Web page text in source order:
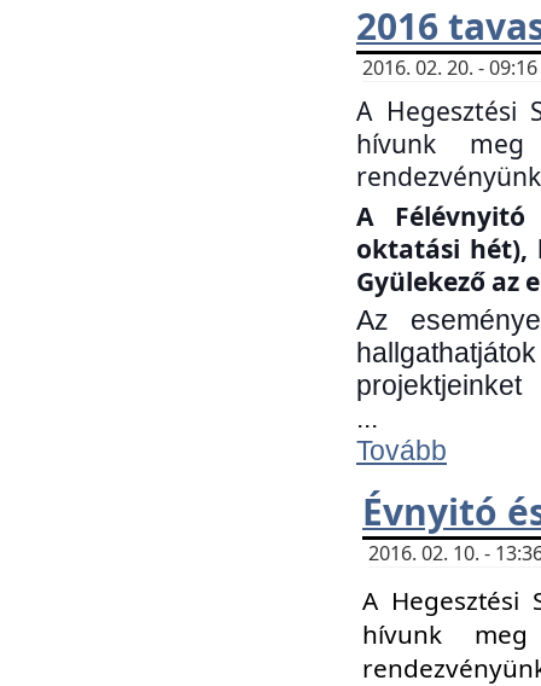
2016
2016. 02. 20. -
A Hegesztési
hívunk
A
oktatási hét),
Gyülekező az
Az
projektjeinket
...
Tovább
Évnyitó
2016. 02. 10. -
A Hegesztési
hívunk